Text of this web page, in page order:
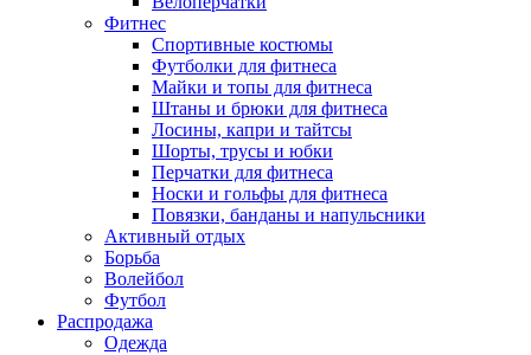
Фитнес
Спортивные костюмы
Футболки для фитнеса
Майки и топы для фитнеса
Штаны и брюки для фитнеса
Лосины, капри и тайтсы
Шорты, трусы и юбки
Перчатки для фитнеса
Носки и гольфы для фитнеса
Повязки, банданы и напульсники
Активный отдых
Борьба
Волейбол
Футбол
Распродажа
Одежда